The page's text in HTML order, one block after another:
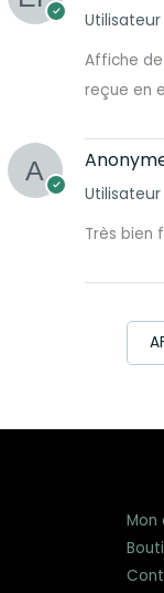
Affiche
reçue en
Très bien
Mon